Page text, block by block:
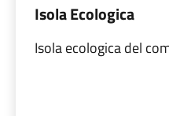
Isola Ecologica
Isola ecologica del